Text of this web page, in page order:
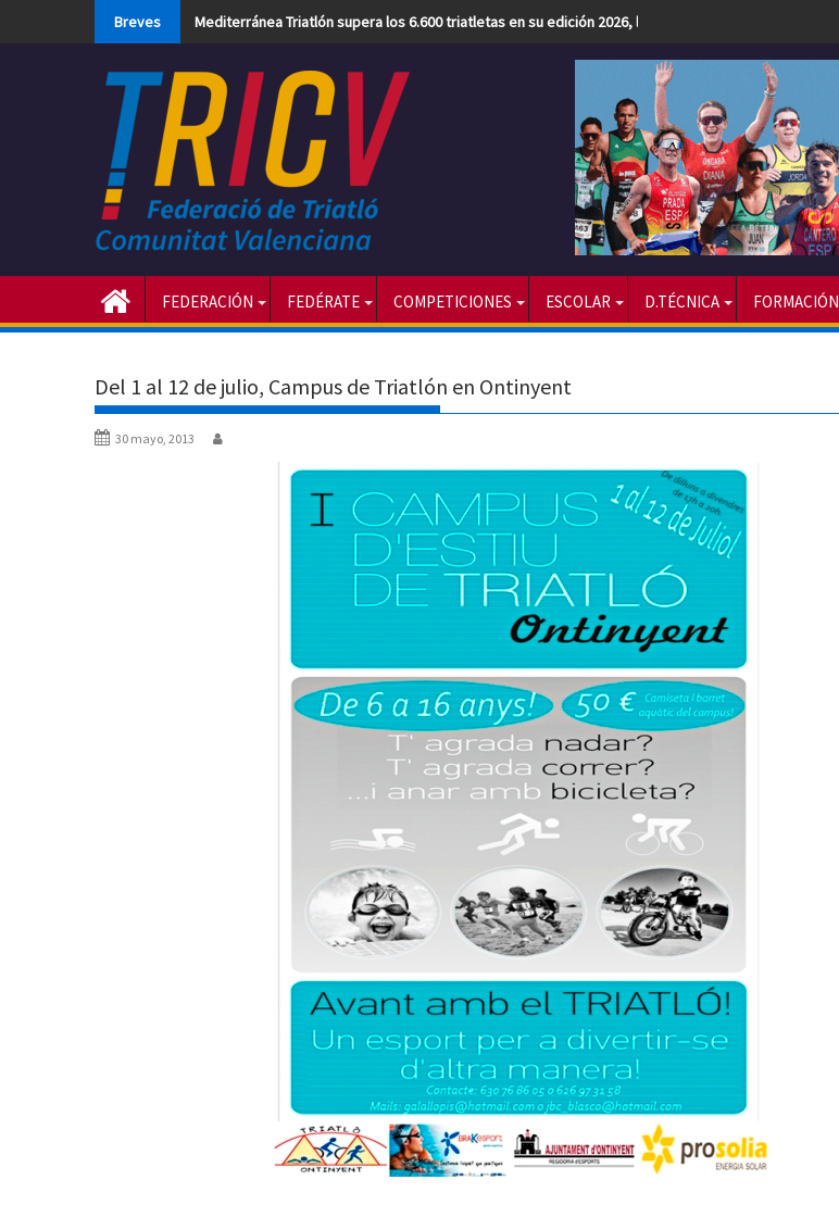
Breves Mediterránea Triatlón supera los 6.600 triatletas en su edición 2026, la más numerosa hasta la fecha
FEDERACIÓN FEDÉRATE COMPETICIONES ESCOLAR D.TÉCNICA FORMACIÓN
Del 1 al 12 de julio, Campus de Triatlón en Ontinyent
30 mayo, 2013